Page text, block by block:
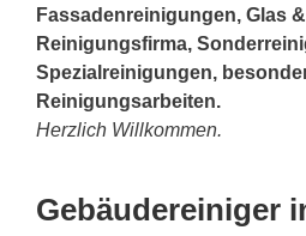
Fassadenreinigungen, Glas
Reinigungsfirma,
Spezialreinigungen,
Reinigungsarbeiten.
Herzlich Willkommen.
Gebäudereiniger